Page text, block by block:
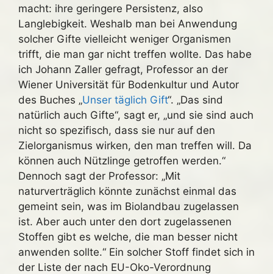
macht: ihre geringere Persistenz, also
Langlebigkeit. Weshalb man bei Anwendung
solcher Gifte vielleicht weniger Organismen
trifft, die man gar nicht treffen wollte. Das habe
ich Johann Zaller gefragt, Professor an der
Wiener Universität für Bodenkultur und Autor
des Buches „Unser täglich Gift“. „Das sind
natürlich auch Gifte“, sagt er, „und sie sind auch
nicht so spezifisch, dass sie nur auf den
Zielorganismus wirken, den man treffen will. Da
können auch Nützlinge getroffen werden.“
Dennoch sagt der Professor: „Mit
naturverträglich könnte zunächst einmal das
gemeint sein, was im Biolandbau zugelassen
ist. Aber auch unter den dort zugelassenen
Stoffen gibt es welche, die man besser nicht
anwenden sollte.“ Ein solcher Stoff findet sich in
der Liste der nach EU-Oko-Verordnung